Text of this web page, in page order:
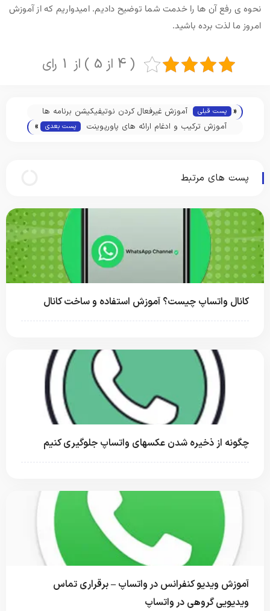
نحوه ی رفع آن ها را خدمت شما توضیح دادیم. امیدواریم که از آموزش
امروز ما لذت برده باشید.
( 4 از 5 ) از 1 رای
« پست قبلی
آموزش غیرفعال کردن نوتیفیکیشن برنامه ها
در گوشی و تبلت اندروید
آموزش ترکیب و ادغام ارائه های پاورپوینت پست بعدی »
پست های مرتبط
کانال واتساپ چیست؟ آموزش استفاده و ساخت کانال
چگونه از ذخیره شدن عکسهای واتساپ جلوگیری کنیم
آموزش ویدیو کنفرانس در واتساپ – برقراری تماس
ویدیویی گروهی در واتساپ